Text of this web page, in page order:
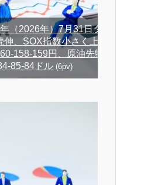
（2026年）7月31日ダ
伸、SOX指数小さく上
158-159円、原油先物
85-84ドル (6pv)